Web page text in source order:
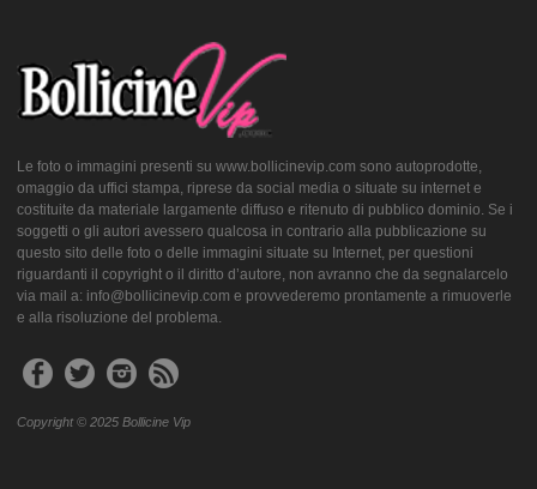
Le foto o immagini presenti su www.bollicinevip.com sono autoprodotte,
omaggio da uffici stampa, riprese da social media o situate su internet e
costituite da materiale largamente diffuso e ritenuto di pubblico dominio. Se i
soggetti o gli autori avessero qualcosa in contrario alla pubblicazione su
questo sito delle foto o delle immagini situate su Internet, per questioni
riguardanti il copyright o il diritto d’autore, non avranno che da segnalarcelo
via mail a: info@bollicinevip.com e provvederemo prontamente a rimuoverle
e alla risoluzione del problema.
Copyright © 2025 Bollicine Vip